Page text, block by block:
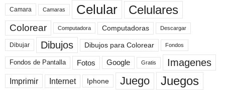
Camara Camaras Celular Celulares
Colorear Computadora Computadoras Descargar
Dibujar Dibujos Dibujos para Colorear Fondos
Fondos de Pantalla Fotos Google Gratis Imagenes
Imprimir Internet Iphone Juego Juegos